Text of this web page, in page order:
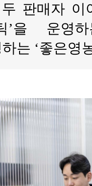
판매자 이
틱’을 운
는 ‘좋은영